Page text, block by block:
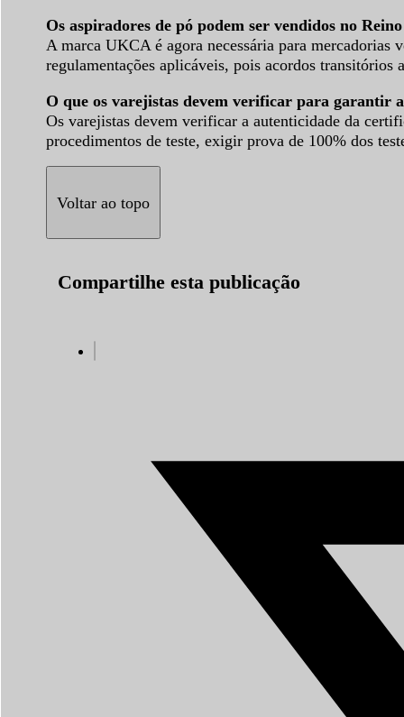
Os aspiradores de pó podem ser vendidos no
A marca UKCA é agora necessária para
regulamentações aplicáveis, pois acordos
O que os varejistas devem verificar para garantir
Os varejistas devem verificar a autenticidade da
procedimentos de teste, exigir prova de 100% dos
Voltar ao topo
Compartilhe esta publicação